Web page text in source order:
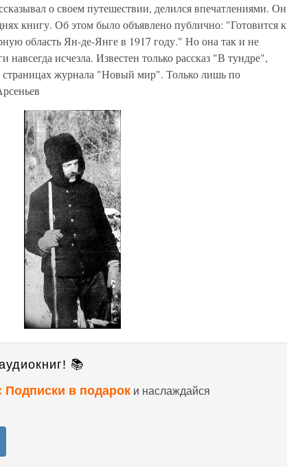
о своем путешествии, делился впечатлениями. Он
книгу. Об этом было объявлено публично: "Готовится к
область Ян-де-Янге в 1917 году." Но она так и не
навсегда исчезла. Известен только рассказ "В тундре",
страницах журнала "Новый мир". Только лишь по
📚
Подписки в подарок и наслаждайся